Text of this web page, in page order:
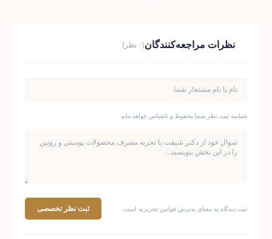
نظرات مراجعه‌کنندگان(۰ نظر)
شناسه ثبت نظر شما محفوظ و ناشناس خواهد ماند.
ثبت دیدگاه به معنای پذیرش قوانین تحریریه است. ثبت نظر تخصصی